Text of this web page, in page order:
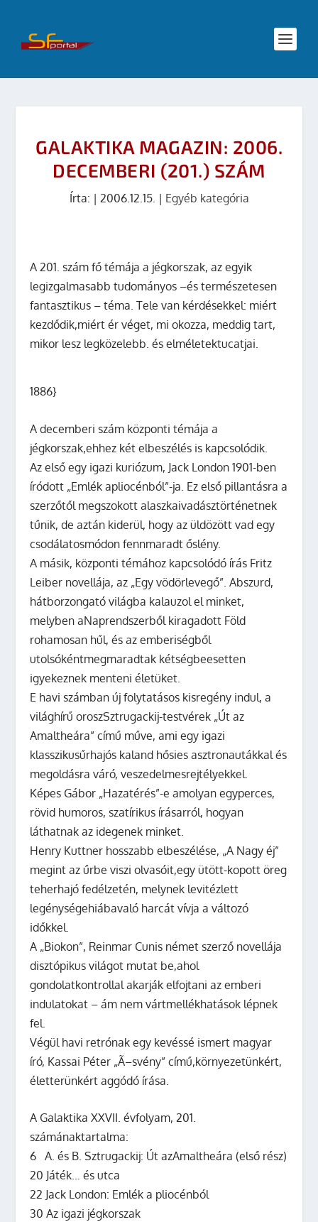
GALAKTIKA MAGAZIN: 2006.
DECEMBERI (201.) SZÁM
Írta: | 2006.12.15. | Egyéb kategória
A 201. szám fő témája a jégkorszak, az egyik
legizgalmasabb tudományos –és természetesen
fantasztikus – téma. Tele van kérdésekkel: miért
kezdődik,miért ér véget, mi okozza, meddig tart,
mikor lesz legközelebb. és elméletektucatjai.
1886}
A decemberi szám központi témája a
jégkorszak,ehhez két elbeszélés is kapcsolódik.
Az első egy igazi kuriózum, Jack London 1901-ben
íródott „Emlék apliocénból”-ja. Ez első pillantásra a
szerzőtől megszokott alaszkaivadásztörténetnek
tűnik, de aztán kiderül, hogy az üldözött vad egy
csodálatosmódon fennmaradt őslény.
A másik, központi témához kapcsolódó írás Fritz
Leiber novellája, az „Egy vödörlevegő”. Abszurd,
hátborzongató világba kalauzol el minket,
melyben aNaprendszerből kiragadott Föld
rohamosan hűl, és az emberiségből
utolsókéntmegmaradtak kétségbeesetten
igyekeznek menteni életüket.
E havi számban új folytatásos kisregény indul, a
világhírű oroszSztrugackij-testvérek „Út az
Amaltheára” című műve, ami egy igazi
klasszikusűrhajós kaland hősies asztronautákkal és
megoldásra váró, veszedelmesrejtélyekkel.
Képes Gábor „Hazatérés”-e amolyan egyperces,
rövid humoros, szatírikus írásarról, hogyan
láthatnak az idegenek minket.
Henry Kuttner hosszabb elbeszélése, „A Nagy éj”
megint az űrbe viszi olvasóit,egy ütött-kopott öreg
teherhajó fedélzetén, melynek levitézlett
legénységehiábavaló harcát vívja a változó
időkkel.
A „Biokon”, Reinmar Cunis német szerző novellája
disztópikus világot mutat be,ahol
gondolatkontrollal akarják elfojtani az emberi
indulatokat – ám nem vártmellékhatások lépnek
fel.
Végül havi retrónak egy kevéssé ismert magyar
író, Kassai Péter „Ã–svény” című,környezetünkért,
életterünkért aggódó írása.
A Galaktika XXVII. évfolyam, 201.
számánaktartalma:
6 A. és B. Sztrugackij: Út azAmaltheára (első rész)
20 Játék… és utca
22 Jack London: Emlék a pliocénból
30 Az igazi jégkorszak